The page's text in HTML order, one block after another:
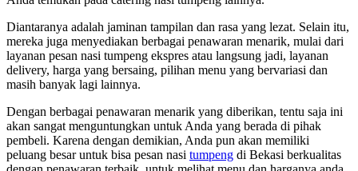
Diantaranya adalah jaminan tampilan dan rasa yang lezat. Selain itu,
mereka juga menyediakan berbagai penawaran menarik, mulai dari
layanan pesan nasi tumpeng ekspres atau langsung jadi, layanan
delivery, harga yang bersaing, pilihan menu yang bervariasi dan
masih banyak lagi lainnya.
Dengan berbagai penawaran menarik yang diberikan, tentu saja ini
akan sangat menguntungkan untuk Anda yang berada di pihak
pembeli. Karena dengan demikian, Anda pun akan memiliki
peluang besar untuk bisa pesan nasi tumpeng di Bekasi berkualitas